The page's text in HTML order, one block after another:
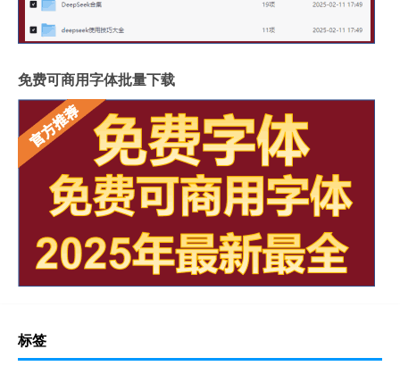
免费可商用字体批量下载
标签